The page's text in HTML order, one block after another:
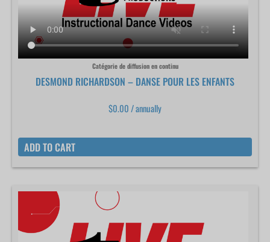
Catégorie de diffusion en continu
DESMOND RICHARDSON – DANSE POUR LES ENFANTS
$0.00/ annually
ADD TO CART